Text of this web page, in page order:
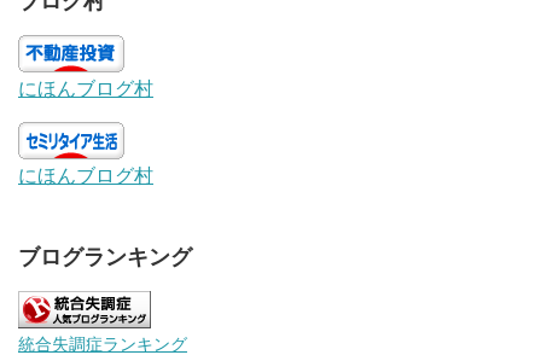
にほんブログ村
にほんブログ村
ブログランキング
統合失調症ランキング